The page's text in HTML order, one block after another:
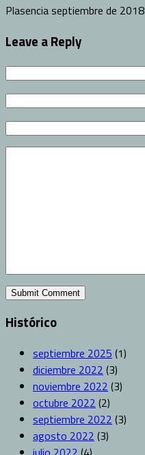
Plasencia septiembre de 2018
Leave a Reply
Histórico
septiembre 2025 (1)
diciembre 2022 (3)
noviembre 2022 (3)
octubre 2022 (2)
septiembre 2022 (3)
agosto 2022 (3)